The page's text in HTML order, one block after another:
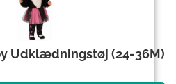
Udklædningstøj (24-36M)